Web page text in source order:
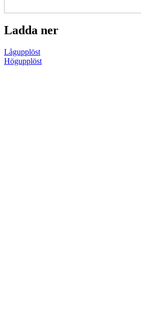
Ladda ner
Lågupplöst
Högupplöst